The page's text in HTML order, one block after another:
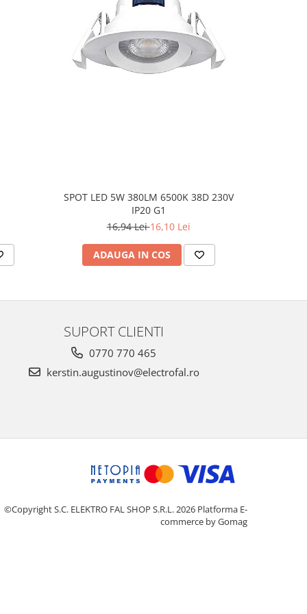
SPOT LED 5W 380LM 6500K 38D 230V
IP20 G1
16,94 Lei16,10 Lei
ADAUGA IN COS
SUPORT CLIENTI
0770 770 465
kerstin.augustinov@electrofal.ro
©Copyright S.C. ELEKTRO FAL SHOP S.R.L. 2026 Platforma E-
commerce by Gomag